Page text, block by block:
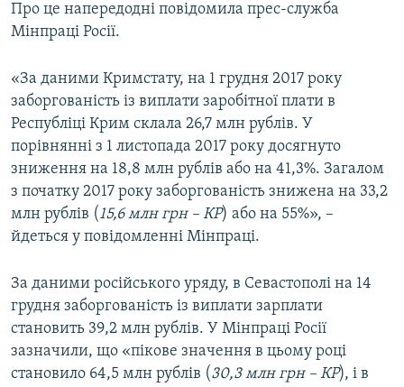
Про це напередодні повідомила прес-служба
Мінпраці Росії.
«За даними Кримстату, на 1 грудня 2017 року
заборгованість із виплати заробітної плати в
Республіці Крим склала 26,7 млн рублів. У
порівнянні з 1 листопада 2017 року досягнуто
зниження на 18,8 млн рублів або на 41,3%. Загалом
з початку 2017 року заборгованість знижена на 33,2
млн рублів (15,6 млн грн – КР) або на 55%», –
йдеться у повідомленні Мінпраці.
За даними російського уряду, в Севастополі на 14
грудня заборгованість із виплати зарплати
становить 39,2 млн рублів. У Мінпраці Росії
зазначили, що «пікове значення в цьому році
становило 64,5 млн рублів (30,3 млн грн – КР), і в